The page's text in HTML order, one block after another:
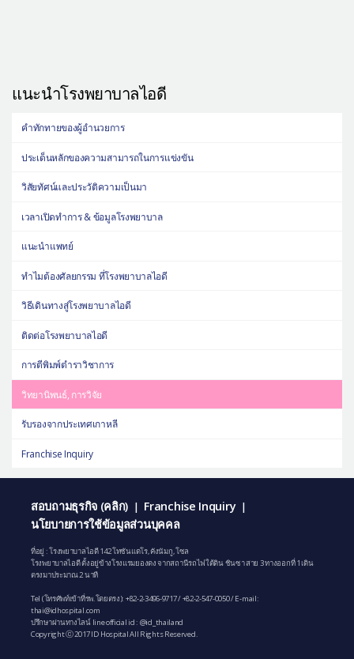
แนะนำโรงพยาบาลไอดี
คำทักทายของผู้อำนวยการ
ประเด็นหลักของความสามารถในการแข่งขัน
วิสัยทัศน์และประวัติความเป็นมา
เวลาเปิดทำการ & ข้อมูลโรงพยาบาล
แนะนำแพทย์
ทำไมต้องศัลยกรรม ที่โรงพยาบาลไอดี
วิธีเดินทางสู่โรงพยาบาลไอดี
ติดต่อโรงพยาบาลไอดี
การตีพิมพ์ตำราวิชาการ
วิทยานิพนธ์, การวิจัย
รับรองจากประเทศเกาหลี
Franchise Inquiry
สอบถามธุรกิจ (คลิก) Franchise Inquiry
นโยบายการใช้ข้อมูลส่วนบุคคล
ที่อยู่ : โรงพยาบาลไอดี 142 โทซันแดโร, คังนัมกู, โซล
โรงพยาบาลไอดี ตั้งอยู่ข้างโรงแรมยองดง จากสถานีรถไฟใต้ดิน ชินซา สาย 3 ทางออกที่ 1 เดิน
ตรงมาประมาณ 2 นาที
Tel (โทรศัพท์เข้าที่รพ.โดยตรง): +82-2-3496-9717/+82-2-547-0050/ E-mail:
thai@idhospital.com
ปรึกษาผ่านทางไลน์ line official id : @id_thailand
Copyright ⓒ 2017 ID Hospital All Rights Reserved.